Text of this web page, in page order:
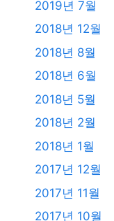
2017년 10월
2017년 7월
2011년 3월
2009년 12월
2008년 9월
2008년 3월